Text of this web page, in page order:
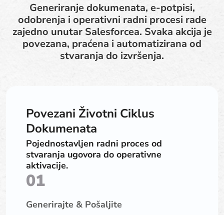
Generiranje dokumenata, e-potpisi,
odobrenja i operativni radni procesi rade
zajedno unutar Salesforcea. Svaka akcija je
povezana, praćena i automatizirana od
stvaranja do izvršenja.
Povezani Životni Ciklus
Dokumenata
Pojednostavljen radni proces od
stvaranja ugovora do operativne
aktivacije.
01
Generirajte & Pošaljite